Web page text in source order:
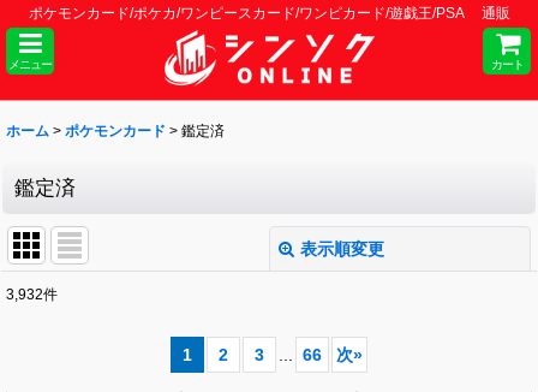
ポケモンカード/ポケカ/ワンピースカード/ワンピカード/遊戯王/PSA 通販
メニュー カート
ホーム > ポケモンカード > 鑑定済
鑑定済
表示順変更
3,932件
1 2 3 ... 66 次»